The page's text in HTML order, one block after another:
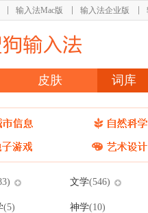
输入法Mac版 输入法企业版
皮肤 词库
文学(546)
(5) 神学(10)